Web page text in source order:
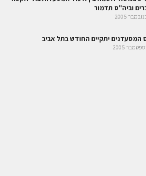
וביה"ס תדמור
המסעדנים יתקיים החודש בתל אביב